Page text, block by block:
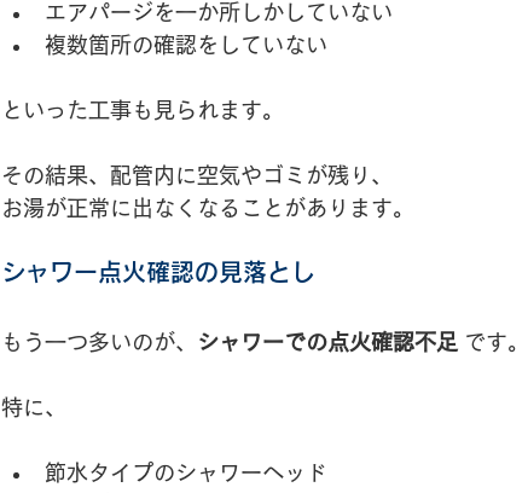
エアパージを一か所しかしていない
複数箇所の確認をしていない
といった工事も見られます。
その結果、配管内に空気やゴミが残り、
お湯が正常に出なくなることがあります。
シャワー点火確認の見落とし
もう一つ多いのが、 シャワーでの点火確認不足 です。
特に、
節水タイプのシャワーヘッド